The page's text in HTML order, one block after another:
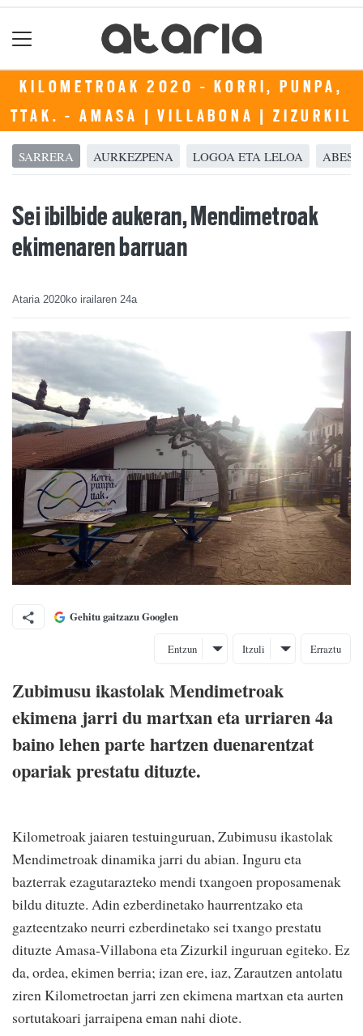
KILOMETROAK 2020 - KORRI, PUNPA,
TTAK. - AMASA | VILLABONA | ZIZURKIL
SARRERA AURKEZPENA LOGOA ETA LELOA
Sei ibilbide aukeran, Mendimetroak
ekimenaren barruan
Ataria 2020ko irailaren 24a
Gehitu gaitzazu Googlen
Entzun Itzuli Erraztu
Zubimusu ikastolak Mendimetroak
ekimena jarri du martxan eta urriaren 4a
baino lehen parte hartzen duenarentzat
opariak prestatu dituzte.
Kilometroak jaiaren testuinguruan, Zubimusu ikastolak
Mendimetroak dinamika jarri du abian. Inguru eta
bazterrak ezagutarazteko mendi txangoen proposamenak
bildu dituzte. Adin ezberdinetako haurrentzako eta
gazteentzako neurri ezberdinetako sei txango prestatu
dituzte Amasa-Villabona eta Zizurkil inguruan egiteko. Ez
da, ordea, ekimen berria; izan ere, iaz, Zarautzen antolatu
ziren Kilometroetan jarri zen ekimena martxan eta aurten
sortutakoari jarraipena eman nahi diote.